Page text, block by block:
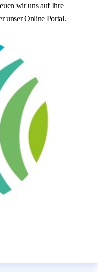
wir uns auf Ihre
unser Online Portal.